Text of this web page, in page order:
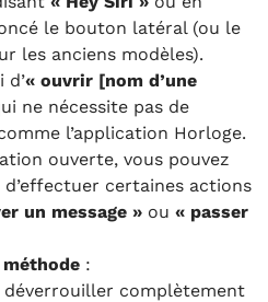
le bouton latéral (ou le
les anciens modèles).
d’« ouvrir [nom d’une
ne nécessite pas de
l’application Horloge.
ouverte, vous pouvez
d’effectuer certaines actions
un message » ou « passer
:
déverrouiller complètement